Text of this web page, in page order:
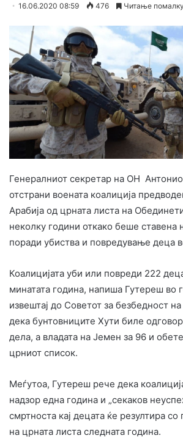
16.06.2020 08:59 476 Читање
Генералниот секретар на ОН
отстрани воената коалиција
Арабија од црната листа на
неколку години откако беше ставена
поради убиства и повредување деца
Коалицијата уби или повреди 222
минатата година, напиша Гутереш во
извештај до Советот за безбедност
дека бунтовниците Хути биле
дела, а владата на Јемен за 96 и
црниот список.
Меѓутоа, Гутереш рече дека
надзор една година и „секаков
смртноста кај децата ќе резултира
на црната листа следната година.